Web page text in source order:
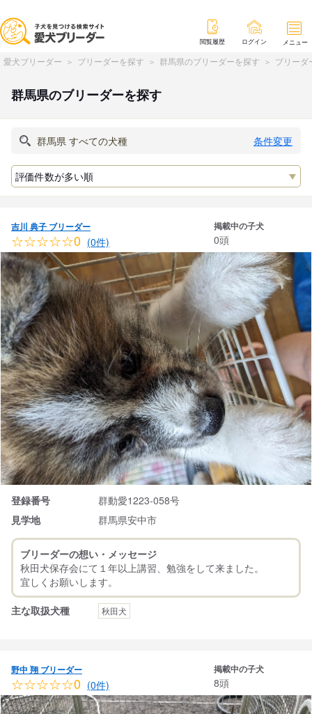
閲覧履歴 ログイン メニュー
愛犬ブリーダー ブリーダーを探す 群馬県のブリーダーを探す ブリーダ
群馬県のブリーダーを探す
条件変更
吉川 典子 ブリーダー
☆☆☆☆☆0 (0件)
掲載中の子犬
0頭
登録番号
群動愛1223-058号
見学地
群馬県安中市
ブリーダーの想い・メッセージ
秋田犬保存会にて１年以上講習、勉強をして来ました。
主な取扱犬種 秋田犬
野中 翔 ブリーダー
☆☆☆☆☆0 (0件)
掲載中の子犬
8頭